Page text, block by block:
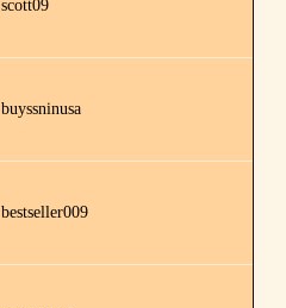
scott09
buyssninusa
bestseller009